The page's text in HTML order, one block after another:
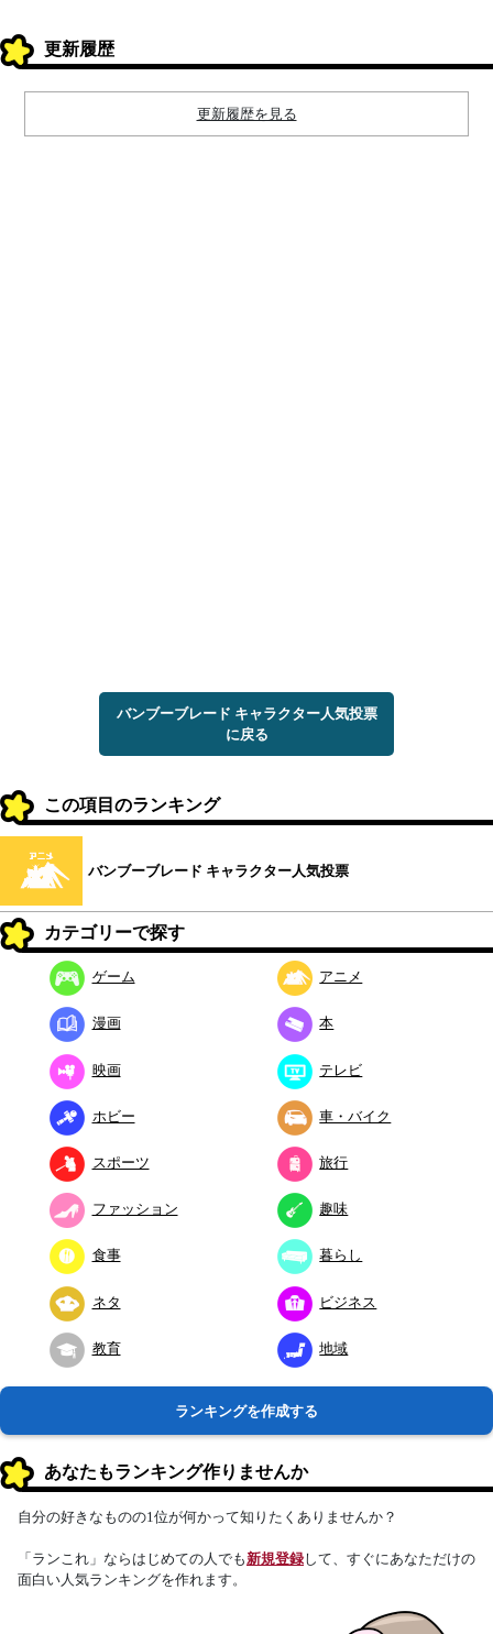
更新履歴
更新履歴を見る
バンブーブレード キャラクター人気投票
に戻る
この項目のランキング
バンブーブレード キャラクター人気投票
カテゴリーで探す
ゲーム アニメ
漫画 本
映画 テレビ
ホビー 車・バイク
スポーツ 旅行
ファッション 趣味
食事 暮らし
ネタ ビジネス
教育 地域
ランキングを作成する
あなたもランキング作りませんか
自分の好きなものの1位が何かって知りたくありませんか？
「ランこれ」ならはじめての人でも新規登録して、すぐにあなただけの
面白い人気ランキングを作れます。